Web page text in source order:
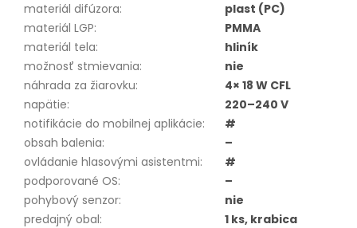
materiál difúzora:
plast (PC)
materiál LGP:
PMMA
materiál tela:
hliník
možnosť stmievania:
nie
náhrada za žiarovku:
4× 18 W CFL
napätie:
220–240 V
notifikácie do mobilnej aplikácie:
#
obsah balenia:
–
ovládanie hlasovými asistentmi:
#
podporované OS:
–
pohybový senzor:
nie
predajný obal: 1 ks, krabica